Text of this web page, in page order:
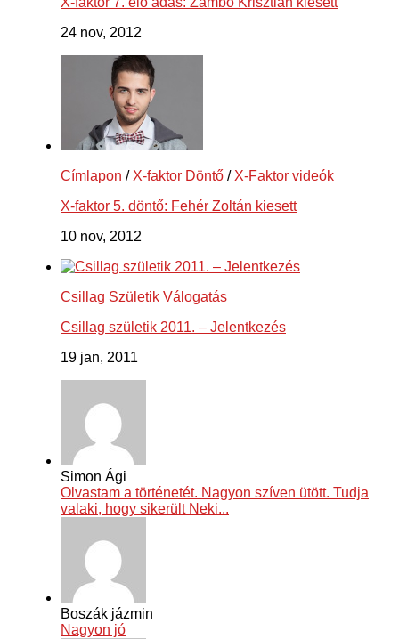
24 nov, 2012
Címlapon / X-faktor Döntő / X-Faktor videók
X-faktor 5. döntő: Fehér Zoltán kiesett
10 nov, 2012
Csillag Születik Válogatás
Csillag születik 2011. – Jelentkezés
19 jan, 2011
Simon Ági
Olvastam a történetét. Nagyon szíven ütött. Tudja
valaki, hogy sikerült Neki...
Boszák jázmin
Nagyon jó